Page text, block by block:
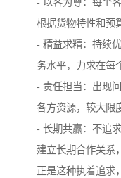
根据货物特性和预
- 精益求精：持续
务水平，力求在每
- 责任担当：出现
各方资源，较大限
- 长期共赢：不追
建立长期合作关系
正是这种执着追求